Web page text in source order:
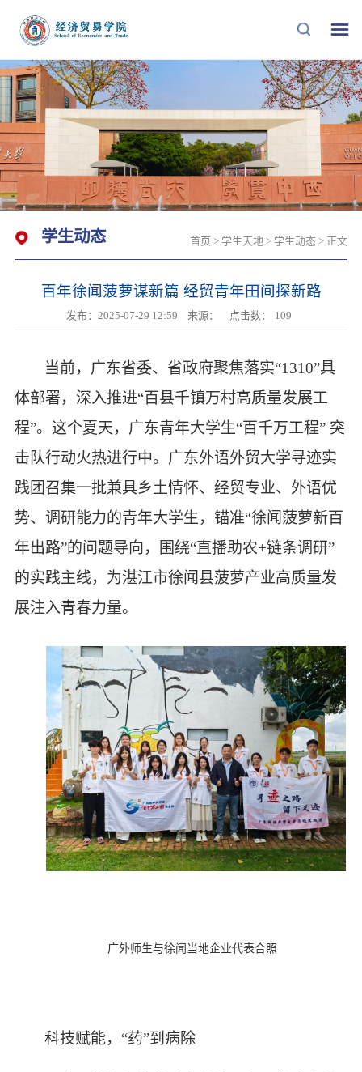
学生动态 首页 >学生天地 >学生动态 > 正文
百年徐闻菠萝谋新篇 经贸青年田间探新路
发布：2025-07-29 12:59 来源： 点击数： 109
当前， 广东省委、省政府聚焦落实“1310”具
体部署，深入推进“百县千镇万村高质量发展工
程”。这个夏天，广东青年大学生“百千万工程” 突
击队行动火热进行中。广东外语外贸大学寻迹实
践团召集一批兼具乡土情怀、经贸专业、外语优
势、调研能力的青年大学生，锚准“徐闻菠萝新百
年出路”的问题导向，围绕“直播助农+链条调研”
的实践主线，为湛江市徐闻县菠萝产业高质量发
展注入青春力量。
广外师生与徐闻当地企业代表合照
科技赋能，“药”到病除